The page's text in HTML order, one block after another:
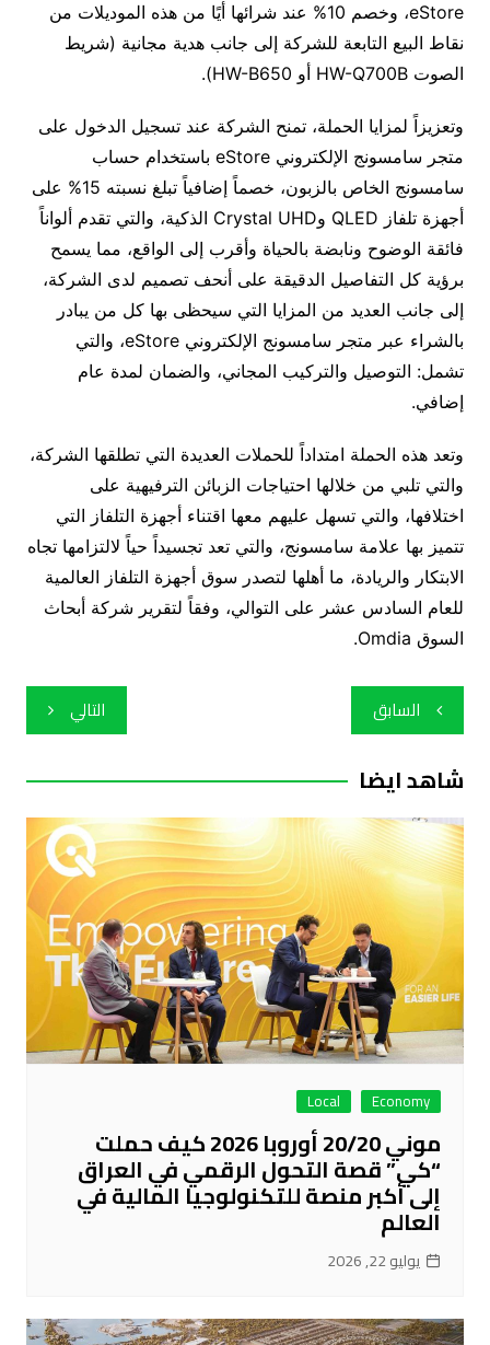
eStore، وخصم 10% عند شرائها أيًا من هذه الموديلات من
نقاط البيع التابعة للشركة إلى جانب هدية مجانية (شريط
الصوت HW-Q700B أو HW-B650).
وتعزيزاً لمزايا الحملة، تمنح الشركة عند تسجيل الدخول على
متجر سامسونج الإلكتروني eStore باستخدام حساب
سامسونج الخاص بالزبون، خصماً إضافياً تبلغ نسبته 15% على
أجهزة تلفاز QLED وCrystal UHD الذكية، والتي تقدم ألواناً
فائقة الوضوح ونابضة بالحياة وأقرب إلى الواقع، مما يسمح
برؤية كل التفاصيل الدقيقة على أنحف تصميم لدى الشركة،
إلى جانب العديد من المزايا التي سيحظى بها كل من يبادر
بالشراء عبر متجر سامسونج الإلكتروني eStore، والتي
تشمل: التوصيل والتركيب المجاني، والضمان لمدة عام
إضافي.
وتعد هذه الحملة امتداداً للحملات العديدة التي تطلقها الشركة،
والتي تلبي من خلالها احتياجات الزبائن الترفيهية على
اختلافها، والتي تسهل عليهم معها اقتناء أجهزة التلفاز التي
تتميز بها علامة سامسونج، والتي تعد تجسيداً حياً لالتزامها تجاه
الابتكار والريادة، ما أهلها لتصدر سوق أجهزة التلفاز العالمية
للعام السادس عشر على التوالي، وفقاً لتقرير شركة أبحاث
السوق Omdia.
تصفّح
المقالات
السابق التالي
شاهد ايضا
Economy
Local
موني 20/20 أوروبا 2026 كيف حملت
“كي” قصة التحول الرقمي في العراق
إلى أكبر منصة للتكنولوجيا المالية في
العالم
يوليو 22, 2026